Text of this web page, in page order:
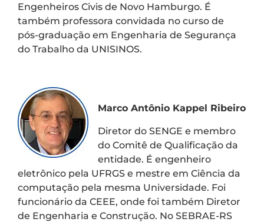
Engenheiros Civis de Novo Hamburgo. É
também professora convidada no curso de
pós-graduação em Engenharia de Segurança
do Trabalho da UNISINOS.
Marco Antônio Kappel Ribeiro
Diretor do SENGE e membro
do Comitê de Qualificação da
entidade. É engenheiro
eletrônico pela UFRGS e mestre em Ciência da
computação pela mesma Universidade. Foi
funcionário da CEEE, onde foi também Diretor
de Engenharia e Construção. No SEBRAE-RS